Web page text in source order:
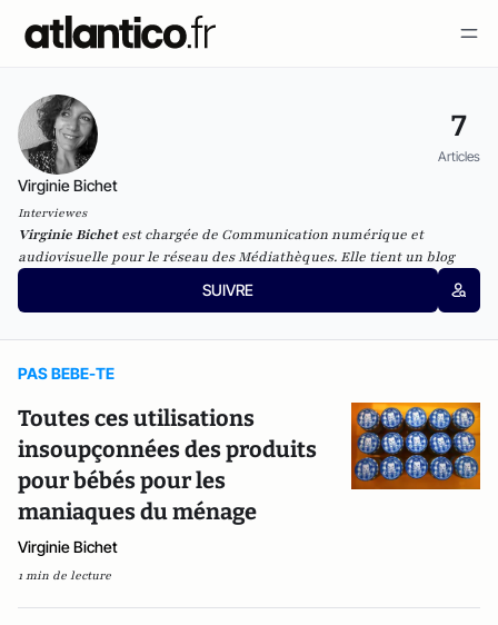
7
Articles
Virginie Bichet
Interviewes
Virginie Bichetest chargée de Communication numérique et
audiovisuelle pour le réseau des Médiathèques. Elle tient un blog
SUIVRE
PAS BEBE-TE
Toutes ces utilisations
insoupçonnées des produits
pour bébés pour les
maniaques du ménage
Virginie Bichet
1 min de lecture